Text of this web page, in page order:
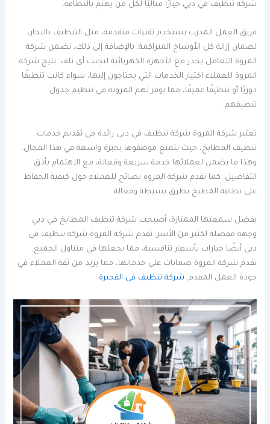
شركة تنظيف في دبي خيارًا مثاليًا لكل من يهتم بالنظافة.
فريق العمل المدرب يستخدم تقنيات متقدمة، مثل التنظيف بالبخار،
لضمان إزالة كل الأوساخ المتراكمة. بالإضافة إلى ذلك، تضمن شركة
المروة التعامل بحذر مع الأجهزة الكهربائية لتجنب أي تلف. تتيح شركة
المروة للعملاء اختيار الخدمات التي يحتاجون إليها، سواء كانت تنظيفًا
دوريًا أو تنظيفًا عميقًا، مما يوفر لهم المرونة في تنظيم جدول
تنظيفهم.
تعتبر شركة المروة شركة تنظيف في دبي رائدة في تقديم خدمات
تنظيف المطابخ، حيث يتمتع موظفوها بخبرة واسعة في هذا المجال.
وهذا ما يضمن لعملائها خدمة سريعة وفعالة، مع الاهتمام بأدق
التفاصيل. كما تقدم شركة المروة نصائح للعملاء حول كيفية الحفاظ
على نظافة المطبخ بطرق بسيطة وفعالة.
بفضل سمعتها الممتازة، أصبحت شركة تنظيف المطابخ في دبي
وجهة مفضلة لكثير من الأسر. تقدم شركة المروة شركة تنظيف في
دبي أيضًا خيارات بأسعار تنافسية، مما يجعلها في متناول الجميع.
تقدم شركة المروة ضمانات على خدماتها، مما يزيد من ثقة العملاء في
جودة العمل المقدم. شركة تنظيف في الفجيرة